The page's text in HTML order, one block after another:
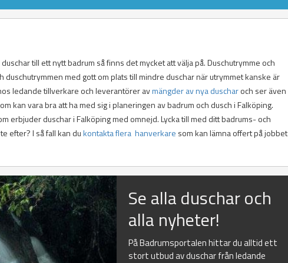
till ett nytt badrum så finns det mycket att välja på. Duschutrymme och
duschutrymmen med gott om plats till mindre duschar när utrymmet kanske är
ledande tillverkare och leverantörer avmängder av nya duscharoch ser även
kan vara bra att ha med sig i planeringen av badrum och dusch i Falköping.
erbjuder duschar i Falköping med omnejd. Lycka till med ditt badrums- och
efter? I så fall kan dukontakta flera hanverkare som kan lämna offert på jobbet
Se alla duschar och
alla nyheter!
På Badrumsportalen hittar du alltid ett
stort utbud av duschar från ledande